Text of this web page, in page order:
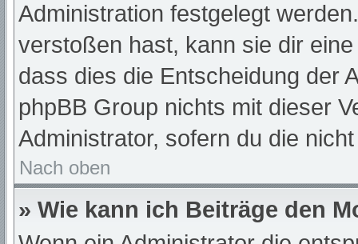
Administration festgelegt
verstoßen hast, kann sie dir
dass dies die Entscheidung der
phpBB Group nichts mit dieser
Administrator, sofern du die
Nach oben
» Wie kann ich Beiträge den